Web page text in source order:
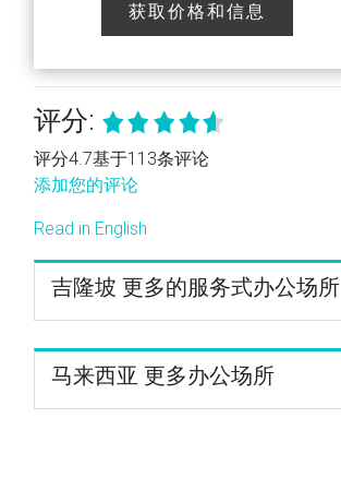
获取价格和信息
评分:
评分4.7基于113条评论
添加您的评论
Read in English
吉隆坡 更多的服务式办公场所
马来西亚 更多办公场所